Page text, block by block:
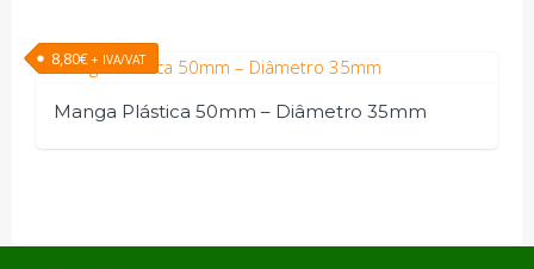
Manga Plástica 50mm – Diâmetro 35mm
8,80€ + IVA/VAT